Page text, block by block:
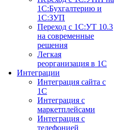
1С:Бухгалтерию и
1С:ЗУП
Переход с 1С:УТ 10.3
на современные
решения
Легкая
реорганизация в 1С
Интеграции
Интеграция сайта с
1С
Интеграция с
маркетплейсами
Интеграция с
телефонией